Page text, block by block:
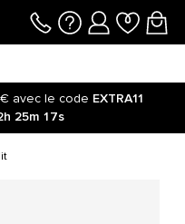
avec le code EXTRA11
25m 17s